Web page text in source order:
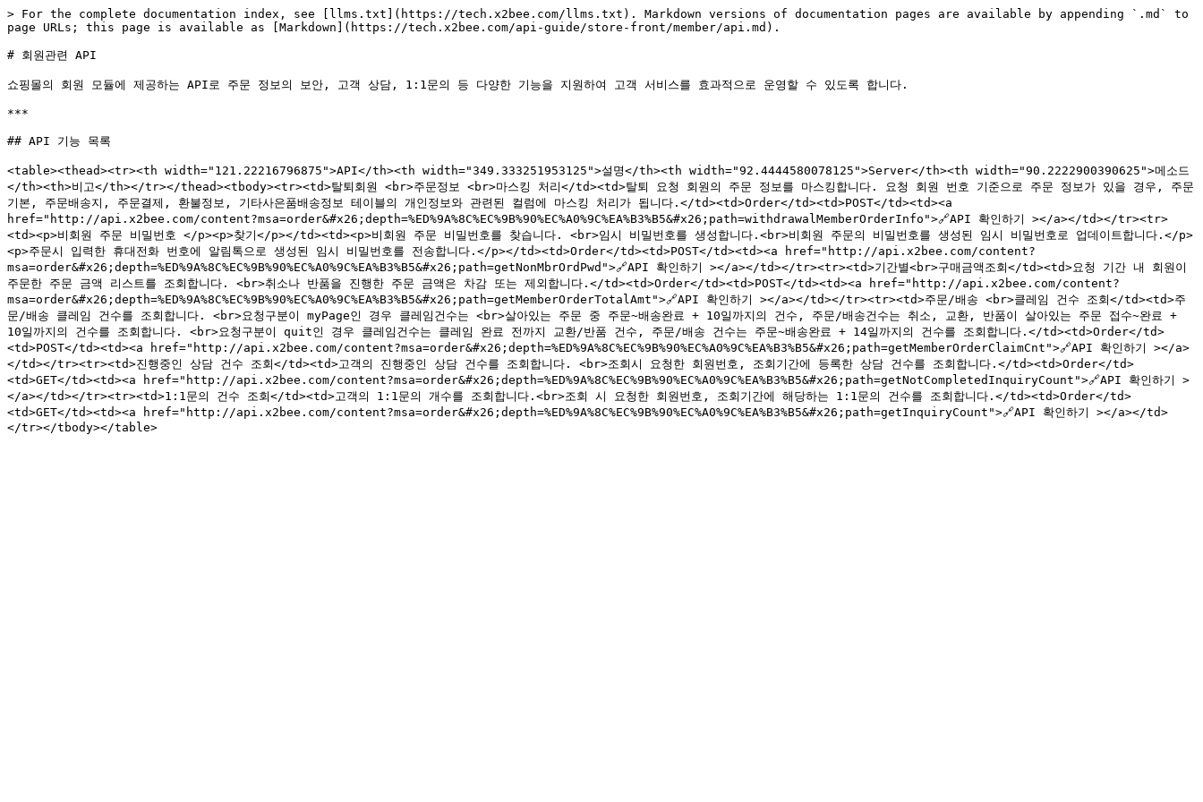
> For the complete documentation index, see [llms.txt](https://tech.x2bee.com/llms.txt). Markdown versions of documentation pages are available by appending `.md` to
page URLs; this page is available as [Markdown](https://tech.x2bee.com/api-guide/store-front/member/api.md).
# 회원관련 API
쇼핑몰의 회원 모듈에 제공하는 API로 주문 정보의 보안, 고객 상담, 1:1문의 등 다양한 기능을 지원하여 고객 서비스를 효과적으로 운영할 수 있도록 합니다.
***
## API 기능 목록
<table><thead><tr><th width="121.22216796875">API</th><th width="349.333251953125">설명</th><th width="92.4444580078125">Server</th><th width="90.2222900390625">메소드
</th><th>비고</th></tr></thead><tbody><tr><td>탈퇴회원 <br>주문정보 <br>마스킹 처리</td><td>탈퇴 요청 회원의 주문 정보를 마스킹합니다. 요청 회원 번호 기준으로 주문 정보가 있을 경우, 주문
기본, 주문배송지, 주문결제, 환불정보, 기타사은품배송정보 테이블의 개인정보와 관련된 컬럼에 마스킹 처리가 됩니다.</td><td>Order</td><td>POST</td><td><a
href="http://api.x2bee.com/content?msa=order&#x26;depth=%ED%9A%8C%EC%9B%90%EC%A0%9C%EA%B3%B5&#x26;path=withdrawalMemberOrderInfo">🔗API 확인하기 ></a></td></tr><tr>
<td><p>비회원 주문 비밀번호 </p><p>찾기</p></td><td><p>비회원 주문 비밀번호를 찾습니다. <br>임시 비밀번호를 생성합니다.<br>비회원 주문의 비밀번호를 생성된 임시 비밀번호로 업데이트합니다.</p>
<p>주문시 입력한 휴대전화 번호에 알림톡으로 생성된 임시 비밀번호를 전송합니다.</p></td><td>Order</td><td>POST</td><td><a href="http://api.x2bee.com/content?
msa=order&#x26;depth=%ED%9A%8C%EC%9B%90%EC%A0%9C%EA%B3%B5&#x26;path=getNonMbrOrdPwd">🔗API 확인하기 ></a></td></tr><tr><td>기간별<br>구매금액조회</td><td>요청 기간 내 회원이
주문한 주문 금액 리스트를 조회합니다. <br>취소나 반품을 진행한 주문 금액은 차감 또는 제외합니다.</td><td>Order</td><td>POST</td><td><a href="http://api.x2bee.com/content?
msa=order&#x26;depth=%ED%9A%8C%EC%9B%90%EC%A0%9C%EA%B3%B5&#x26;path=getMemberOrderTotalAmt">🔗API 확인하기 ></a></td></tr><tr><td>주문/배송 <br>클레임 건수 조회</td><td>주
문/배송 클레임 건수를 조회합니다. <br>요청구분이 myPage인 경우 클레임건수는 <br>살아있는 주문 중 주문~배송완료 + 10일까지의 건수, 주문/배송건수는 취소, 교환, 반품이 살아있는 주문 접수~완료 +
10일까지의 건수를 조회합니다. <br>요청구분이 quit인 경우 클레임건수는 클레임 완료 전까지 교환/반품 건수, 주문/배송 건수는 주문~배송완료 + 14일까지의 건수를 조회합니다.</td><td>Order</td>
<td>POST</td><td><a href="http://api.x2bee.com/content?msa=order&#x26;depth=%ED%9A%8C%EC%9B%90%EC%A0%9C%EA%B3%B5&#x26;path=getMemberOrderClaimCnt">🔗API 확인하기 ></a>
</td></tr><tr><td>진행중인 상담 건수 조회</td><td>고객의 진행중인 상담 건수를 조회합니다. <br>조회시 요청한 회원번호, 조회기간에 등록한 상담 건수를 조회합니다.</td><td>Order</td>
<td>GET</td><td><a href="http://api.x2bee.com/content?msa=order&#x26;depth=%ED%9A%8C%EC%9B%90%EC%A0%9C%EA%B3%B5&#x26;path=getNotCompletedInquiryCount">🔗API 확인하기 >
</a></td></tr><tr><td>1:1문의 건수 조회</td><td>고객의 1:1문의 개수를 조회합니다.<br>조회 시 요청한 회원번호, 조회기간에 해당하는 1:1문의 건수를 조회합니다.</td><td>Order</td>
<td>GET</td><td><a href="http://api.x2bee.com/content?msa=order&#x26;depth=%ED%9A%8C%EC%9B%90%EC%A0%9C%EA%B3%B5&#x26;path=getInquiryCount">🔗API 확인하기 ></a></td>